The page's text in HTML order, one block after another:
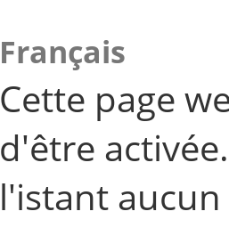
Français
Cette page
d'être
l'istant